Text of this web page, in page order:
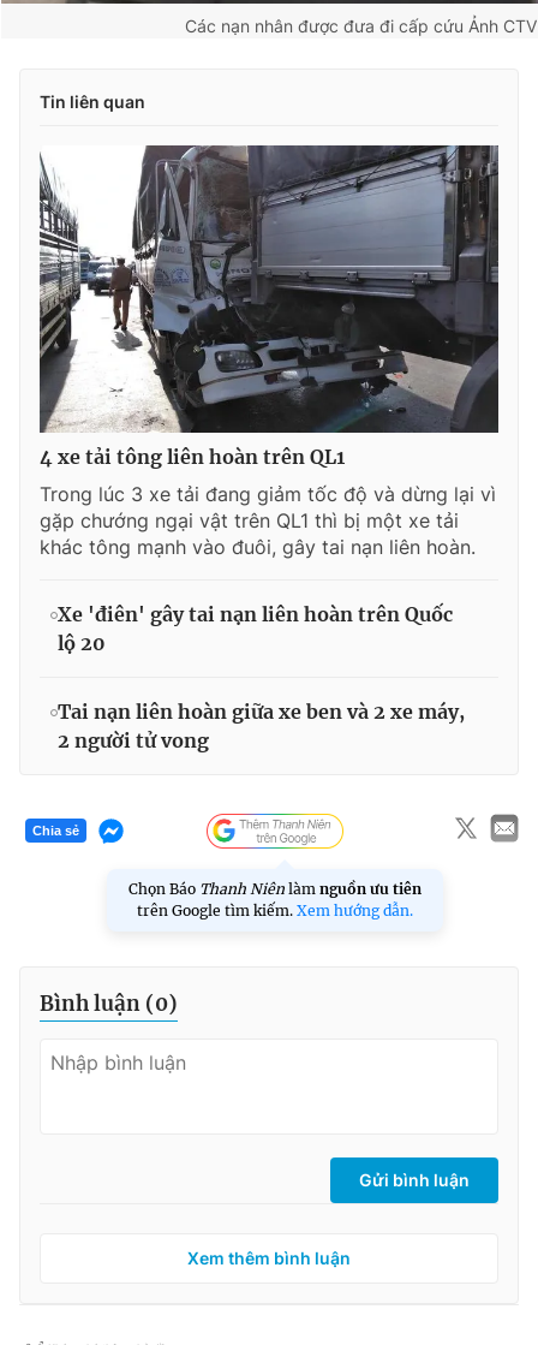
Các nạn nhân được đưa đi cấp cứu Ảnh CTV
Tin liên quan
4 xe tải tông liên hoàn trên QL1
Trong lúc 3 xe tải đang giảm tốc độ và dừng lại vì
gặp chướng ngại vật trên QL1 thì bị một xe tải
khác tông mạnh vào đuôi, gây tai nạn liên hoàn.
Xe 'điên' gây tai nạn liên hoàn trên Quốc
lộ 20
Tai nạn liên hoàn giữa xe ben và 2 xe máy,
2 người tử vong
Chia sẻ
Chọn Báo Thanh Niên làm nguồn ưu tiên
trên Google tìm kiếm. Xem hướng dẫn.
Bình luận (0)
Gửi bình luận
Xem thêm bình luận